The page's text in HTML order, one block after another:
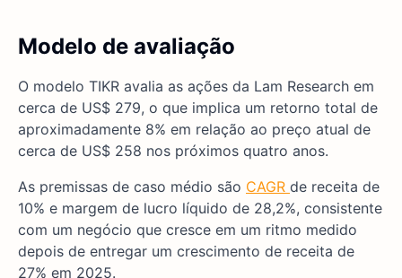
Modelo de avaliação
O modelo TIKR avalia as ações da Lam Research em
cerca de US$ 279, o que implica um retorno total de
aproximadamente 8% em relação ao preço atual de
cerca de US$ 258 nos próximos quatro anos.
As premissas de caso médio são CAGR de receita de
10% e margem de lucro líquido de 28,2%, consistente
com um negócio que cresce em um ritmo medido
depois de entregar um crescimento de receita de
27% em 2025.